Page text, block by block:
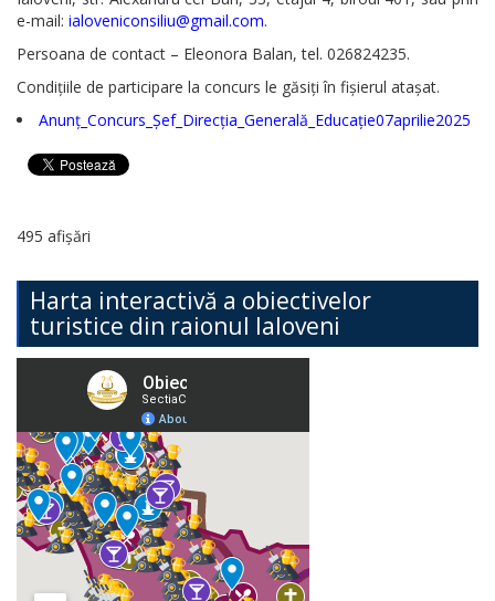
e-mail: ialoveniconsiliu@gmail.com.
Persoana de contact – Eleonora Balan, tel. 026824235.
Condițiile de participare la concurs le găsiți în fișierul atașat.
Anunț_Concurs_Șef_Direcția_Generală_Educație07aprilie2025
495 afișări
Harta interactivă a obiectivelor
turistice din raionul Ialoveni